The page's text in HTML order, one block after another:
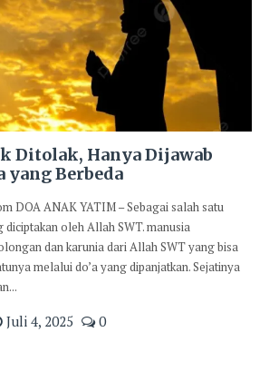
Ditolak, Hanya Dijawab
yang Berbeda
DOA ANAK YATIM – Sebagai salah satu
diciptakan oleh Allah SWT. manusia
dan karunia dari Allah SWT yang bisa
melalui do’a yang dipanjatkan. Sejatinya
Juli 4, 2025 0